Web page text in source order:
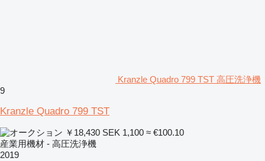
Kranzle Quadro 799 TST 高圧洗浄機
9
Kranzle Quadro 799 TST
￥18,430 SEK 1,100 ≈ €100.10
産業用機材 - 高圧洗浄機
2019